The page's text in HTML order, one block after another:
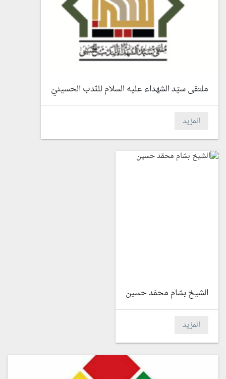
ملتقى سيّد الشهداء عليه السلام للنّدب الحسينيّ
المزيد
الشيخ بسّام محمّد حسين
المزيد